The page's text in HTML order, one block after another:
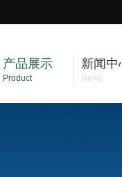
产品展示
Product
新闻中
News